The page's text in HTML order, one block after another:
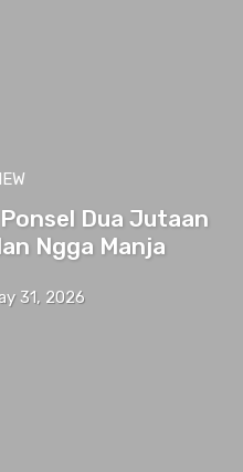
Dua Jutaan
Ngga Manja
31, 2026